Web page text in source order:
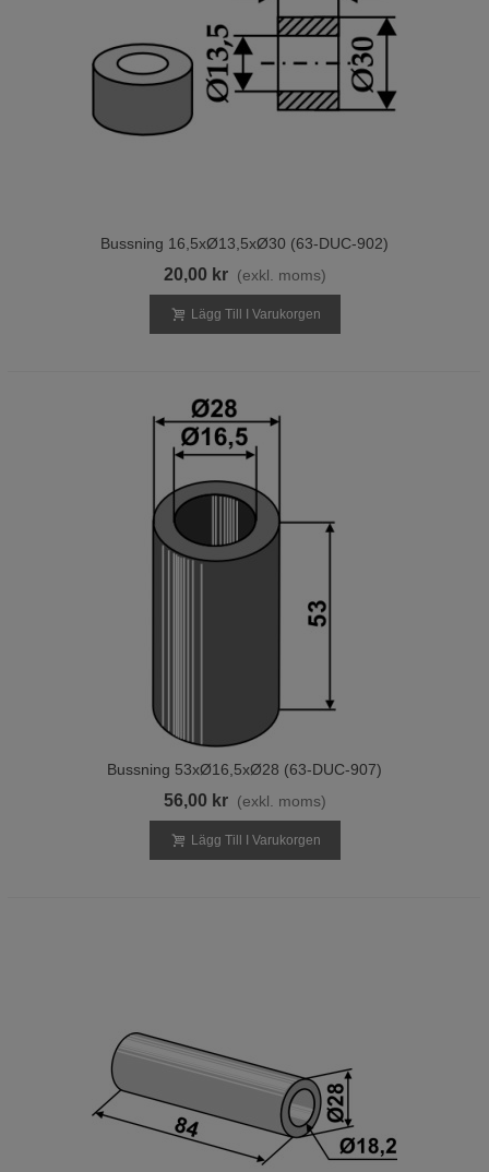
Bussning 16,5xØ13,5xØ30 (63-DUC-902)
20,00 kr (exkl. moms)
Lägg Till I Varukorgen
Bussning 53xØ16,5xØ28 (63-DUC-907)
56,00 kr (exkl. moms)
Lägg Till I Varukorgen